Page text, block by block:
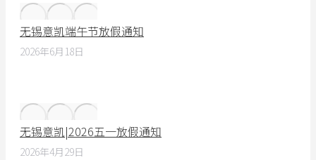
无锡意凯端午节放假通知
2026年6月18日
无锡意凯|2026五一放假通知
2026年4月29日